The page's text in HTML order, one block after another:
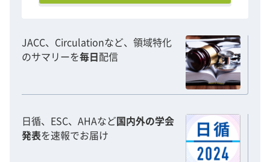
JACC、Circulationなど、領域特化
のサマリーを毎日 配信
日循、ESC、AHAなど国内外の学会
発表を速報でお届け